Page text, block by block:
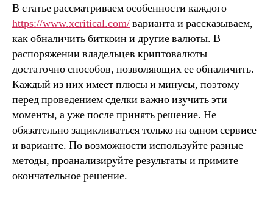
В статье рассматриваем особенности каждого
https://www.xcritical.com/варианта и рассказываем,
как обналичить биткоин и другие валюты. В
распоряжении владельцев криптовалюты
достаточно способов, позволяющих ее обналичить.
Каждый из них имеет плюсы и минусы, поэтому
перед проведением сделки важно изучить эти
моменты, а уже после принять решение. Не
обязательно зацикливаться только на одном сервисе
и варианте. По возможности используйте разные
методы, проанализируйте результаты и примите
окончательное решение.